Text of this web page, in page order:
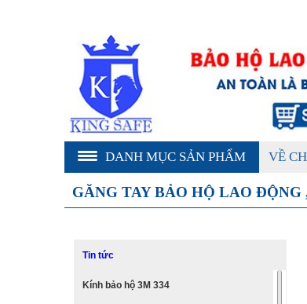
DANH MỤC SẢN PHẨM VỀ
GĂNG TAY BẢO HỘ LAO
Tin tức
Kính bảo hộ 3M 334